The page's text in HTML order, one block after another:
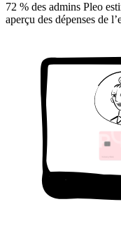
72 % des admins Pleo
aperçu des dépenses de